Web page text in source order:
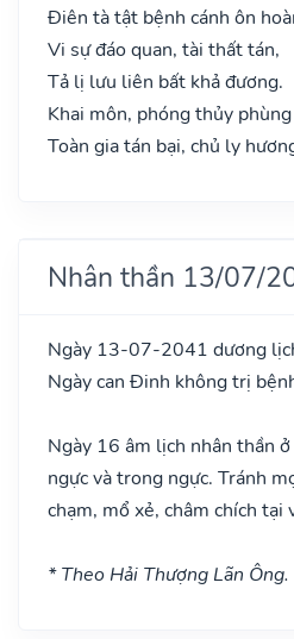
Điên tà tật bệnh cánh ôn
Vi sự đáo quan, tài thất tán,
Tả lị lưu liên bất khả đương.
Khai môn, phóng thủy
Toàn gia tán bại, chủ ly
Nhân thần 13/07/
Ngày 13-07-2041 dương
Ngày can Đinh không trị
Ngày 16 âm lịch nhân thần
ngực và trong ngực. Tránh
chạm, mổ xẻ, châm chích tại
* Theo Hải Thượng Lãn Ông.